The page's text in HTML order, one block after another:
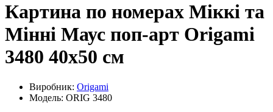
Картина по номерах Міккі та
Мінні Маус поп-арт Origami
3480 40x50 см
Виробник: Origami
Модель: ORIG 3480